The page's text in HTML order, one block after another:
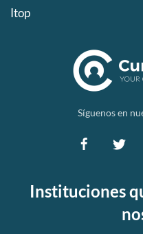
Itop
Síguenos en
Instituciones